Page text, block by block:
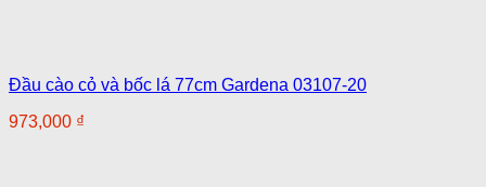
Đầu cào cỏ và bốc lá 77cm Gardena 03107-20
973,000 ₫